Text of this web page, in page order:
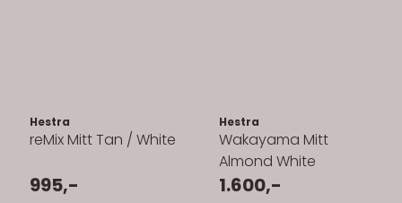
Hestra
reMix Mitt Tan / White
995,-
Hestra
Wakayama Mitt
Almond White
1.600,-